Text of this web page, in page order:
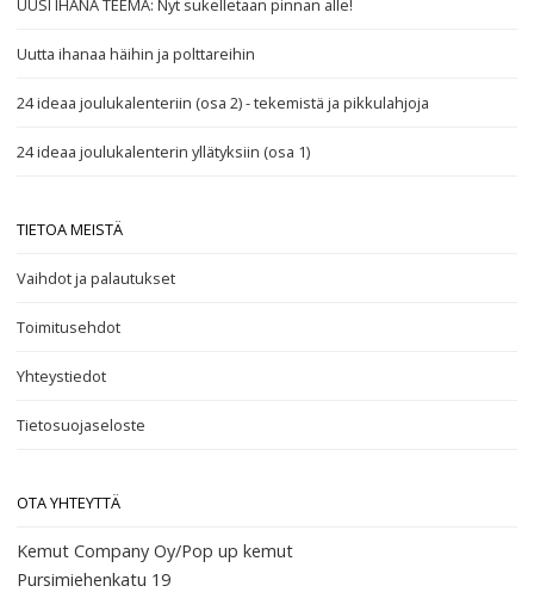
UUSI IHANA TEEMA: Nyt sukelletaan pinnan alle!
Uutta ihanaa häihin ja polttareihin
24 ideaa joulukalenteriin (osa 2) - tekemistä ja pikkulahjoja
24 ideaa joulukalenterin yllätyksiin (osa 1)
TIETOA MEISTÄ
Vaihdot ja palautukset
Toimitusehdot
Yhteystiedot
Tietosuojaseloste
OTA YHTEYTTÄ
Kemut Company Oy/Pop up kemut
Pursimiehenkatu 19